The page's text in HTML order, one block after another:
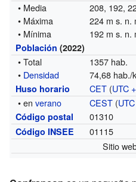
• Media
208, 192,
• Máxima
224 m s. n.
• Mínima
192 m s. n.
Población (2022)
• Total
1357 hab.
• Densidad 74,68 hab./
Huso horario CET (UTC
• enverano CEST (
Código postal 01310
Código INSEE
01115
Sitio